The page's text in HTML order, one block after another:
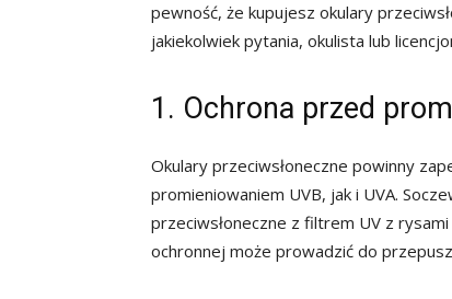
pewność, że kupujesz okulary
jakiekolwiek pytania, okulista lub
1. Ochrona przed
Okulary przeciwsłoneczne powinny
promieniowaniem UVB, jak i UVA.
przeciwsłoneczne z filtrem UV z
ochronnej może prowadzić do